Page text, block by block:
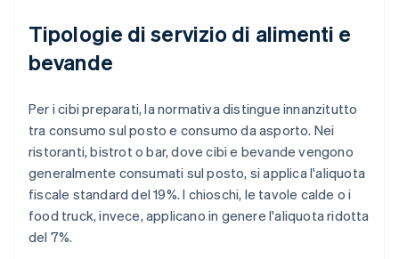
Tipologie di servizio di alimenti e
bevande
Per i cibi preparati, la normativa distingue innanzitutto
tra consumo sul posto e consumo da asporto. Nei
ristoranti, bistrot o bar, dove cibi e bevande vengono
generalmente consumati sul posto, si applica l'aliquota
fiscale standard del 19%. I chioschi, le tavole calde o i
food truck, invece, applicano in genere l'aliquota ridotta
del 7%.